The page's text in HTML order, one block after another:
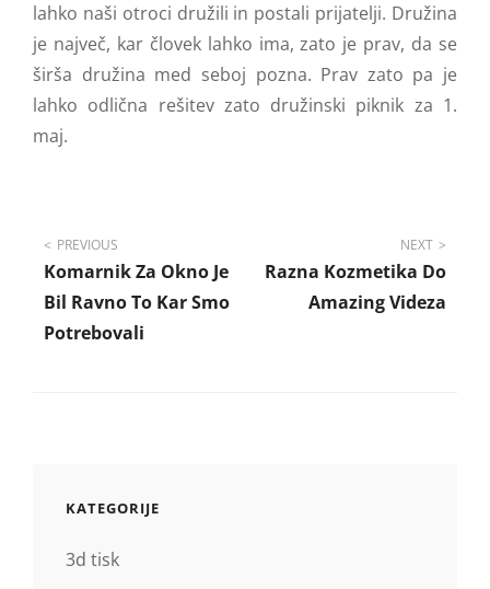
lahko naši otroci družili in postali prijatelji. Družina
je največ, kar človek lahko ima, zato je prav, da se
širša družina med seboj pozna. Prav zato pa je
lahko odlična rešitev zato družinski piknik za 1.
maj.
Navigacija
prispevka
PREVIOUS
Komarnik Za Okno Je
Bil Ravno To Kar Smo
Potrebovali
NEXT
Razna Kozmetika Do
Amazing Videza
KATEGORIJE
3d tisk